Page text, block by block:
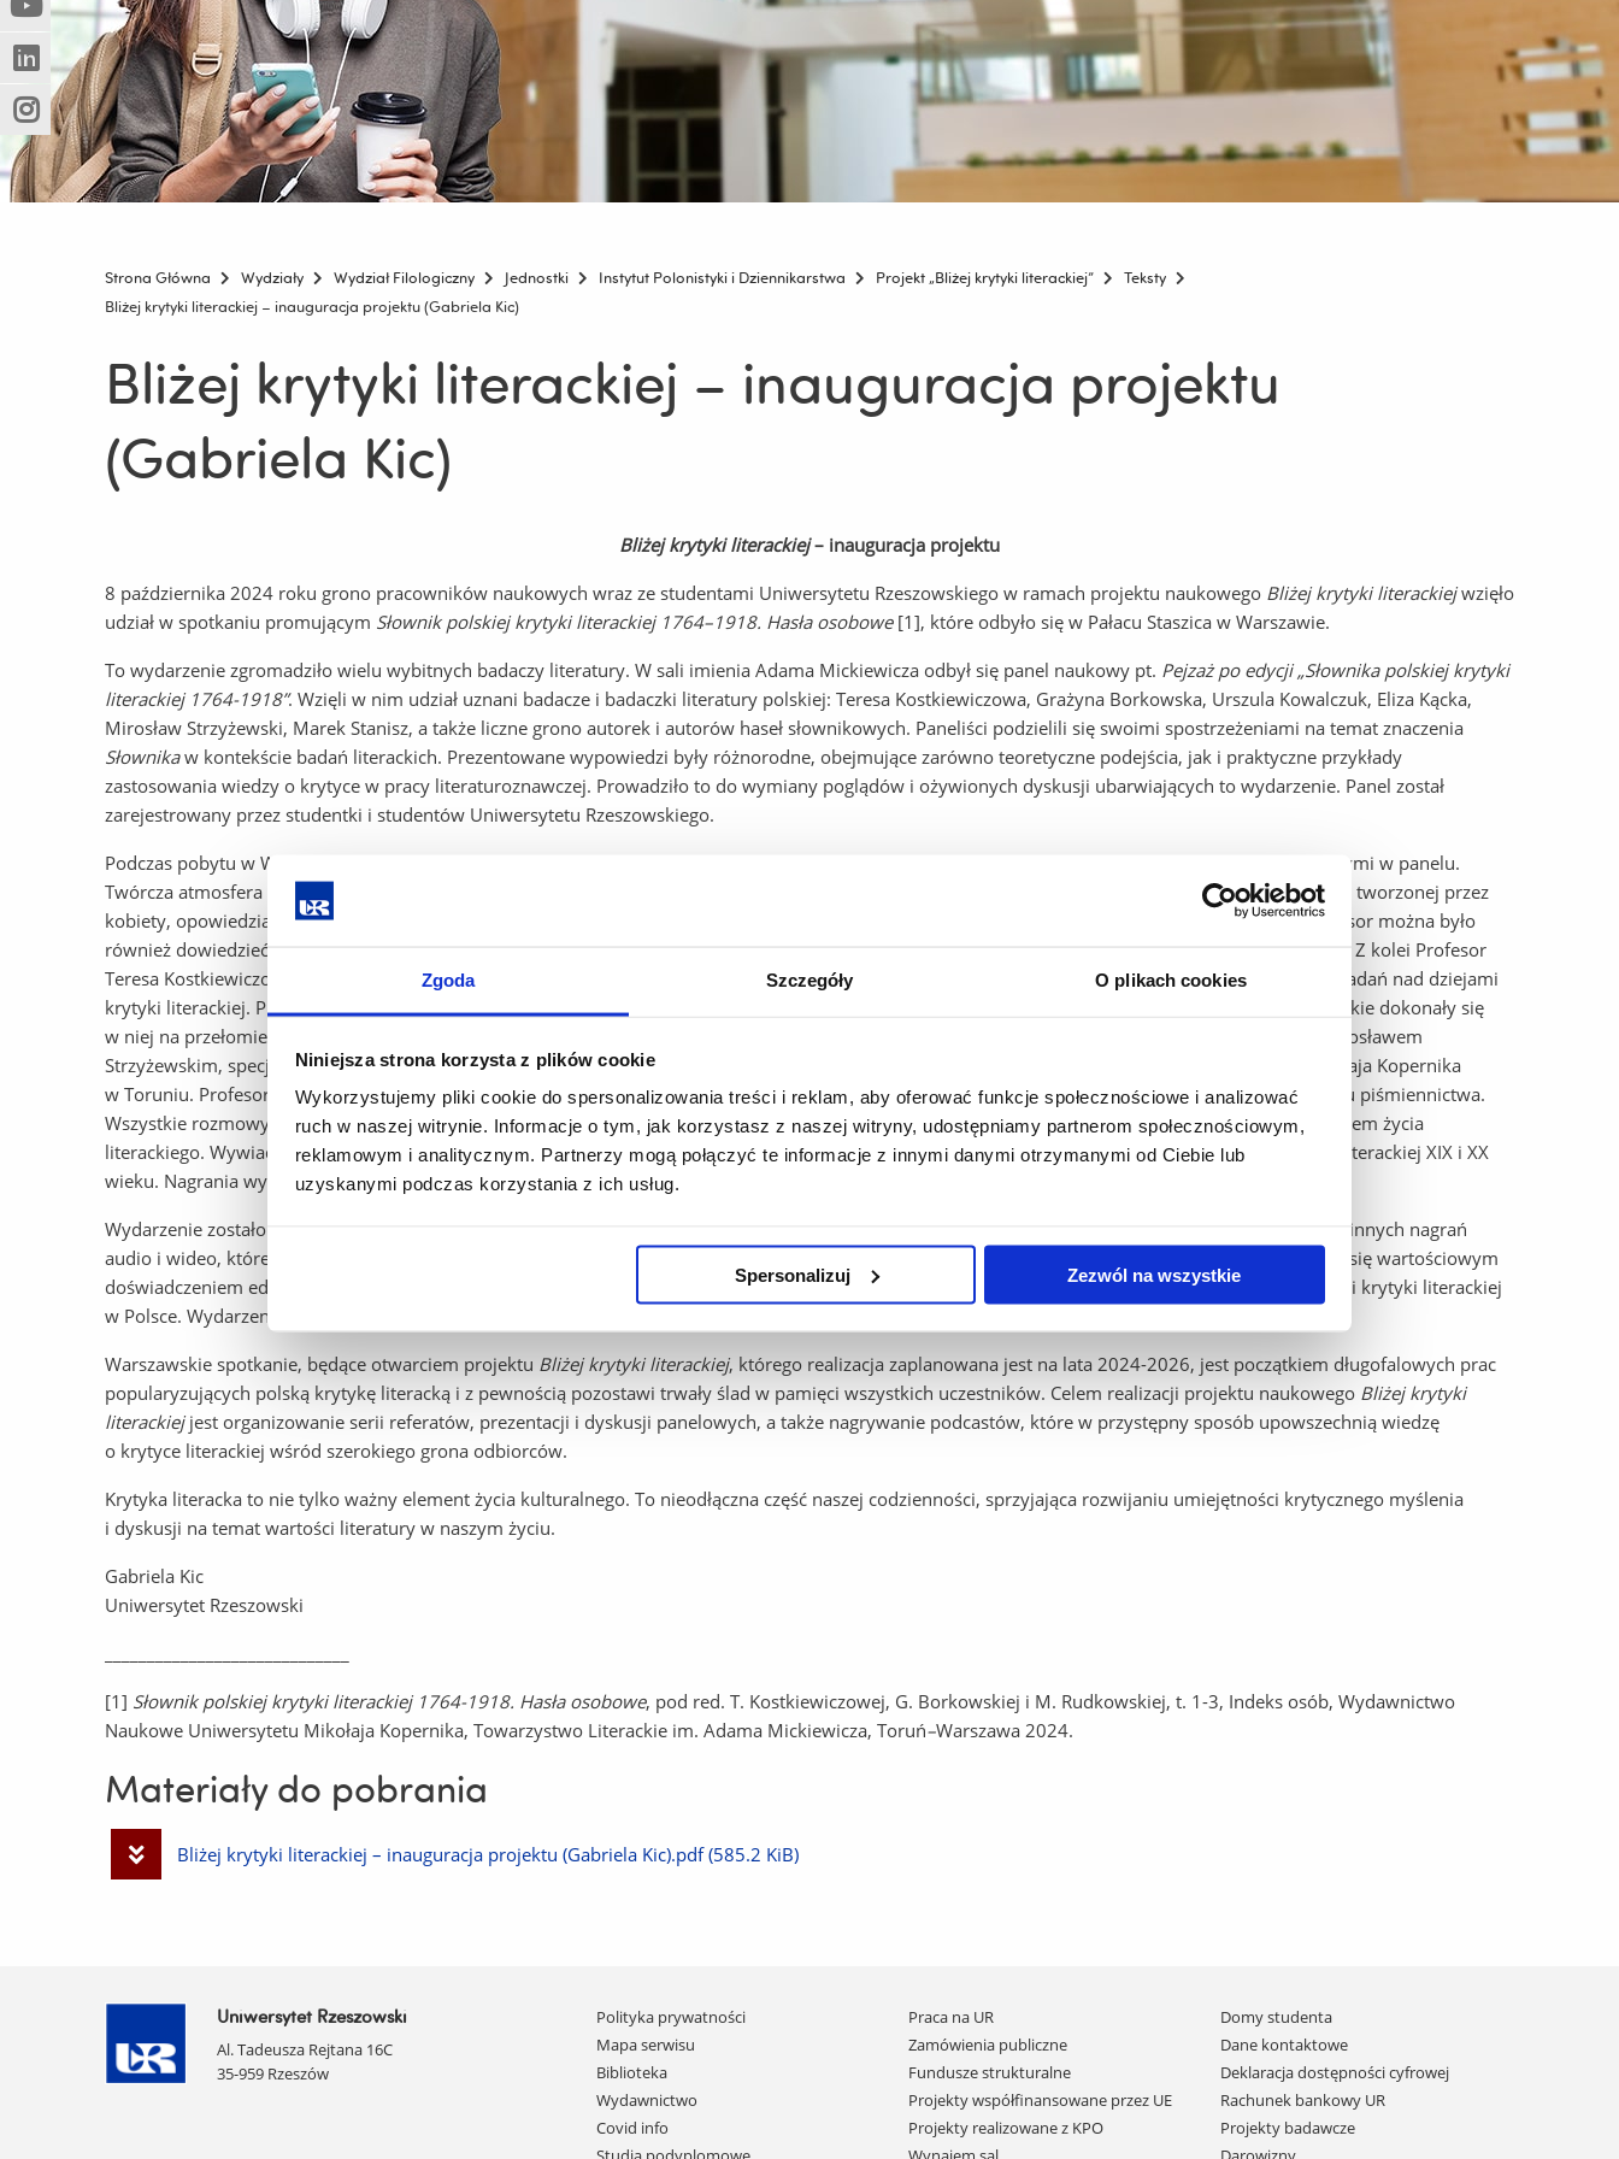
Zgoda Szczegóły O plikach cookies
Niniejsza strona korzysta z plików cookie
Wykorzystujemy pliki cookie do spersonalizowania treści i reklam, aby oferować funkcje społecznościowe i analizować
ruch w naszej witrynie. Informacje o tym, jak korzystasz z naszej witryny, udostępniamy partnerom społecznościowym,
reklamowym i analitycznym. Partnerzy mogą połączyć te informacje z innymi danymi otrzymanymi od Ciebie lub
uzyskanymi podczas korzystania z ich usług.
Spersonalizuj Zezwól na wszystkie
innej
strony)
(Nowe
okno)
(Link
do
innej
strony)
(Nowe
okno)
(Link
do
innej
strony)
(Nowe
okno)
(Link
do
innej
strony)
Strona Główna Wydziały Wydział Filologiczny Jednostki Instytut Polonistyki i Dziennikarstwa Projekt „Bliżej krytyki literackiej”
Teksty
Bliżej krytyki literackiej – inauguracja projektu (Gabriela Kic)
Bliżej krytyki literackiej – inauguracja projektu
(Gabriela Kic)
Bliżej krytyki literackiej– inauguracja projektu
8 października 2024 roku grono pracowników naukowych wraz ze studentami Uniwersytetu Rzeszowskiego w ramach projektu naukowego Bliżej krytyki literackiejwzięło
udział w spotkaniu promującym Słownik polskiej krytyki literackiej 1764–1918. Hasła osobowe[1], które odbyło się w Pałacu Staszica w Warszawie.
To wydarzenie zgromadziło wielu wybitnych badaczy literatury. W sali imienia Adama Mickiewicza odbył się panel naukowy pt. Pejzaż po edycji „Słownika polskiej krytyki
literackiej 1764-1918”. Wzięli w nim udział uznani badacze i badaczki literatury polskiej: Teresa Kostkiewiczowa, Grażyna Borkowska, Urszula Kowalczuk, Eliza Kącka,
Mirosław Strzyżewski, Marek Stanisz, a także liczne grono autorek i autorów haseł słownikowych. Paneliści podzielili się swoimi spostrzeżeniami na temat znaczenia
Słownikaw kontekście badań literackich. Prezentowane wypowiedzi były różnorodne, obejmujące zarówno teoretyczne podejścia, jak i praktyczne przykłady
zastosowania wiedzy o krytyce w pracy literaturoznawczej. Prowadziło to do wymiany poglądów i ożywionych dyskusji ubarwiających to wydarzenie. Panel został
zarejestrowany przez studentki i studentów Uniwersytetu Rzeszowskiego.
Podczas pobytu w Warszawie studentki i studenci UR przeprowadzili ponadto nagrania rozmów z cenionymi Profesorkami i Profesorami uczestniczącymi w panelu.
Twórcza atmosfera sprzyjała pasjonującym rozmowom. Profesor Grażyna Borkowska, znawczyni literatury polskiej XIX i XX wieku, zwłaszcza literatury tworzonej przez
kobiety, opowiedziała o powstaniu
oraz o procesie pracy nad tym projektem. Z rozmowy z Panią Profesor można było
również dowiedzieć się o jej ulubionych krytyczkach i krytykach literackich, a także o tym, komu i dlaczego krytyka literacka jest najbardziej potrzebna. Z kolei Profesor
Teresa Kostkiewiczowa, wybitna znawczyni literatury polskiej XVIII i XIX stulecia, podzieliła się swoimi wieloletnimi doświadczeniami wyniesionymi z badań nad dziejami
krytyki literackiej. Profesor Kostkiewiczowa przedstawiła również kilka refleksji na temat współczesnej krytyki literackiej, wskazując m.in. na zmiany, jakie dokonały się
w niej na przełomie kilku stuleci, a także zarekomendowała autorów, którzy jej zdaniem zasługują na lekturę. Ostatnia z rozmów odbyła się z prof. Mirosławem
Strzyżewskim, specjalistą w zakresie krytyki literackiej XIX wieku, pełniącym zarazem funkcję dyrektora Wydawnictwa Naukowego Uniwersytetu Mikołaja Kopernika
w Toruniu. Profesor Strzyżewski przybliżył najciekawsze aspekty krytyki literackiej i wyjaśnił, jak przeszłość kształtowała współczesny status tego działu piśmiennictwa.
Wszystkie rozmowy niosły ze sobą cenną wiedzę merytoryczną, a także szereg inspiracji, które uzmysławiają, że krytyka literacka jest ważnym elementem życia
literackiego. Wywiadów udzieliły również prof. Urszula Kowalczuk oraz dr Eliza Kącka, które poruszyły szereg tematów związanych z ewolucją krytyki literackiej XIX i XX
wieku. Nagrania wymienionych wywiadów zostaną udostępnione na stronie projektu
Wydarzenie zostało zwieńczone bankietem, który sprzyjał dalszym dyskusjom. Dzięki współpracy kilku grup studenckich zrealizowano wówczas wiele innych nagrań
audio i wideo, które utrwaliły wspaniałą atmosferę tego wydarzenia oraz interesujące wypowiedzi jego uczestników. Wyjazd do Pałacu Staszica okazał się wartościowym
doświadczeniem edukacyjnym, a dokumentowanie projektu pozwoliło na poszerzenie wiedzy oraz zaangażowanie się w rozmowy na temat przyszłości krytyki literackiej
w Polsce. Wydarzenie stało się świetną okazją do wymiany myśli i spostrzeżeń na temat krytyki literackiej w gronie pasjonatów literatury.
Warszawskie spotkanie, będące otwarciem projektu Bliżej krytyki literackiej, którego realizacja zaplanowana jest na lata 2024-2026, jest początkiem długofalowych prac
popularyzujących polską krytykę literacką i z pewnością pozostawi trwały ślad w pamięci wszystkich uczestników. Celem realizacji projektu naukowego Bliżej krytyki
literackiejjest organizowanie serii referatów, prezentacji i dyskusji panelowych, a także nagrywanie podcastów, które w przystępny sposób upowszechnią wiedzę
o krytyce literackiej wśród szerokiego grona odbiorców.
Krytyka literacka to nie tylko ważny element życia kulturalnego. To nieodłączna część naszej codzienności, sprzyjająca rozwijaniu umiejętności krytycznego myślenia
i dyskusji na temat wartości literatury w naszym życiu.
Gabriela Kic
Uniwersytet Rzeszowski
[1] Słownik polskiej krytyki literackiej 1764-1918. Hasła osobowe, pod red. T. Kostkiewiczowej, G. Borkowskiej i M. Rudkowskiej, t. 1-3, Indeks osób, Wydawnictwo
Naukowe Uniwersytetu Mikołaja Kopernika, Towarzystwo Literackie im. Adama Mickiewicza, Toruń–Warszawa 2024.
Materiały do pobrania
Pobierz
Bliżej krytyki literackiej – inauguracja projektu (Gabriela Kic).pdf (585.2 KiB)
Uniwersytet Rzeszowski
Al. Tadeusza Rejtana 16C
35-959 Rzeszów
Pomiń
nawigację
i
przejdź
do
treści
Polityka prywatności
Mapa serwisu
Biblioteka
Wydawnictwo
Covid info
Praca na UR
Zamówienia publiczne
Fundusze strukturalne
Projekty współfinansowane przez UE
Projekty realizowane z KPO
Domy studenta
Dane kontaktowe
Deklaracja dostępności cyfrowej
Rachunek bankowy UR
Projekty badawcze